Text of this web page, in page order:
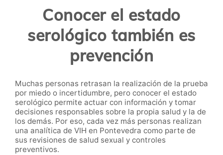
Conocer el estado
serológico también es
prevención
Muchas personas retrasan la realización de la prueba
por miedo o incertidumbre, pero conocer el estado
serológico permite actuar con información y tomar
decisiones responsables sobre la propia salud y la de
los demás. Por eso, cada vez más personas realizan
una analítica de VIH en Pontevedra como parte de
sus revisiones de salud sexual y controles
preventivos.